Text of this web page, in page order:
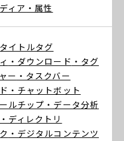
ィア ・属性
イトルタグ
・ダウンロード ・タグ
ー ・タスクバー
・チャットボット
ルチップ ・データ分析
・ディレクトリ
・デジタルコンテンツ